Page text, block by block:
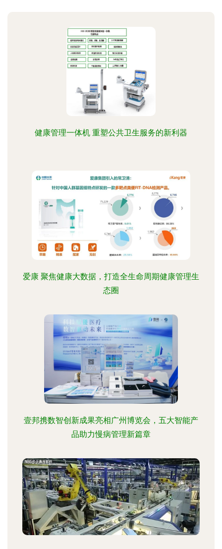
健康管理一体机 重塑公共卫生服务的新利器
爱康 聚焦健康大数据，打造全生命周期健康管理生
态圈
壹邦携数智创新成果亮相广州博览会，五大智能产
品助力慢病管理新篇章